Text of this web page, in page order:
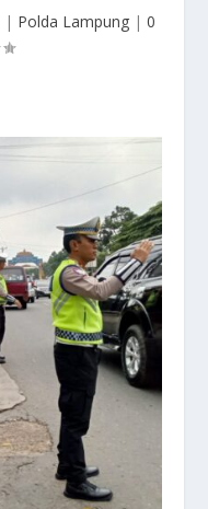
| Polda Lampung| 0